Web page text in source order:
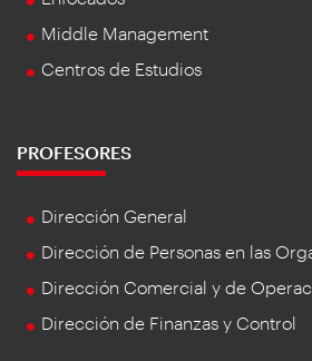
Middle Management
Centros de Estudios
PROFESORES
Dirección General
Dirección de Personas en las
Dirección Comercial y de
Dirección de Finanzas y Control